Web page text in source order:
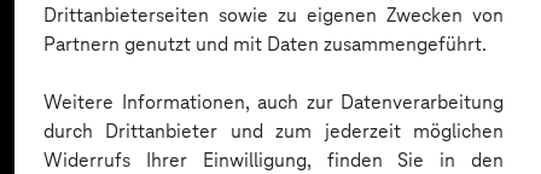
Drittanbieterseiten sowie zu eigenen Zwecken von
Partnern genutzt und mit Daten zusammengeführt.
Weitere Informationen, auch zur Datenverarbeitung
durch Drittanbieter und zum jederzeit möglichen
Widerrufs Ihrer Einwilligung, finden Sie in den